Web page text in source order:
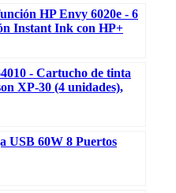
HP Envy 6020e - 6
Instant Ink con HP+
- Cartucho de tinta
XP-30 (4 unidades),
USB 60W 8 Puertos